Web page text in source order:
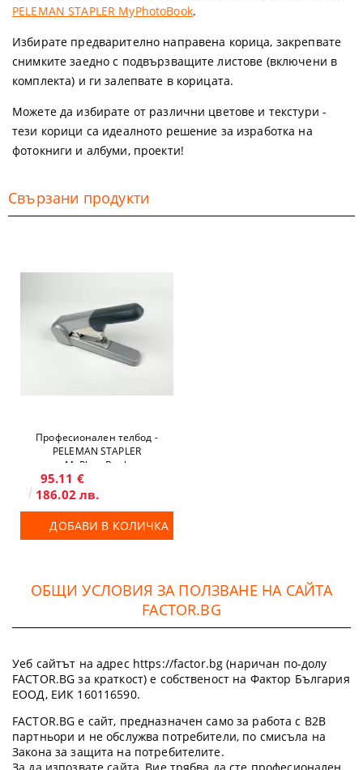
PELEMAN STAPLER MyPhotoBook.
Избирате предварително направена корица, закрепвате
снимките заедно с подвързващите листове (включени в
комплекта) и ги залепвате в корицата.
Можете да избирате от различни цветове и текстури -
тези корици са идеалното решение за изработка на
фотокниги и албуми, проекти!
Свързани продукти
Професионален телбод -
PELEMAN STAPLER
MyPhotoBook
95.11 €
186.02 лв.
ДОБАВИ В КОЛИЧКА
ОБЩИ УСЛОВИЯ ЗА ПОЛЗВАНЕ НА САЙТА
FACTOR.BG
Уеб сайтът на адрес https://factor.bg (наричан по-долу
FACTOR.BG за краткост) е собственост на Фактор България
ЕООД, ЕИК 160116590.
FACTOR.BG е сайт, предназначен само за работа с B2B
партньори и не обслужва потребители, по смисъла на
Закона за защита на потребителите.